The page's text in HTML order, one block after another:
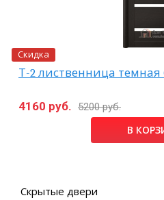
Скидка
Т-2 лиственница
4160 руб. 5200 руб.
В
Скрытые двери